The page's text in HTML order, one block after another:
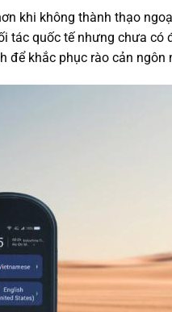
khi không thành thạo
quốc tế nhưng chưa
để khắc phục rào cản ngôn